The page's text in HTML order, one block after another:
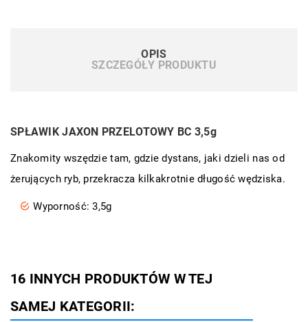
OPIS
SZCZEGÓŁY PRODUKTU
SPŁAWIK JAXON PRZELOTOWY BC 3,5g
Znakomity wszędzie tam, gdzie dystans, jaki dzieli nas od
żerujących ryb, przekracza kilkakrotnie długość wędziska.
Wyporność: 3,5g
16 INNYCH PRODUKTÓW W TEJ
SAMEJ KATEGORII: